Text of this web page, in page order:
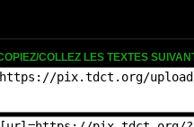
COLLEZ LES TEXTES